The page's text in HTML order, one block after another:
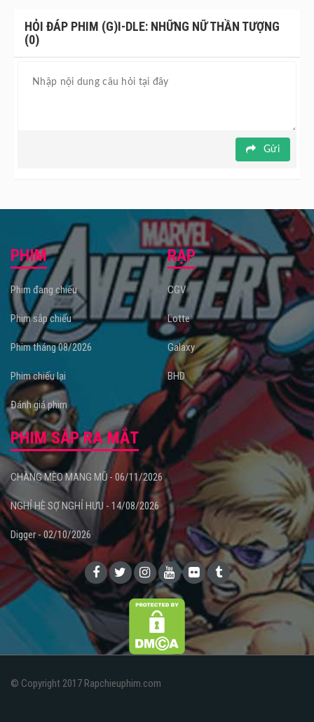
HỎI ĐÁP PHIM (G)I-DLE: NHỮNG NỮ THẦN TƯỢNG
(0)
Gửi
PHIM
Phim đang chiếu
Phim sắp chiếu
Phim tháng 08/2026
Phim chiếu lại
Đánh giá phim
RẠP
CGV
Lotte
Galaxy
BHD
PHIM SẮP RA MẮT
CHÀNG MÈO MANG MŨ - 06/11/2026
NGHỈ HÈ SỢ NGHỈ HƯU - 14/08/2026
Digger - 02/10/2026
© Copyright 2017 Rapchieuphim.com